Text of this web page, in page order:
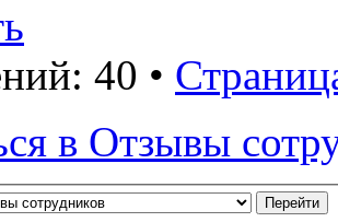
40 •
в Отзывы